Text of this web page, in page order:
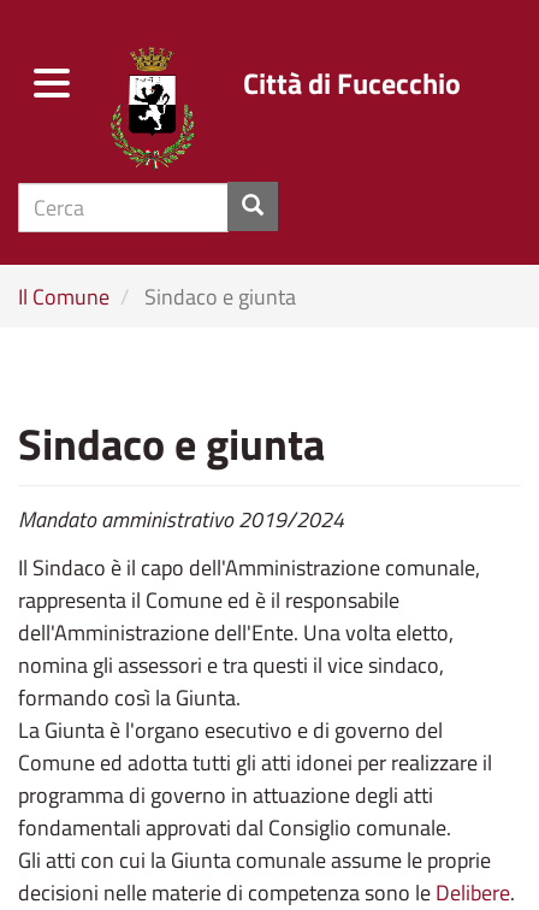
Salta
Il Comune Sindaco e giunta
Toggle
navigation
Città di Fucecchio
cerca
Sindaco e giunta
Mandato amministrativo 2019/2024
Il Sindaco è il capo dell'Amministrazione comunale,
rappresenta il Comune ed è il responsabile
dell'Amministrazione dell'Ente. Una volta eletto,
nomina gli assessori e tra questi il vice sindaco,
formando così la Giunta.
La Giunta è l'organo esecutivo e di governo del
Comune ed adotta tutti gli atti idonei per realizzare il
programma di governo in attuazione degli atti
fondamentali approvati dal Consiglio comunale.
Gli atti con cui la Giunta comunale assume le proprie
decisioni nelle materie di competenza sono leDelibere.